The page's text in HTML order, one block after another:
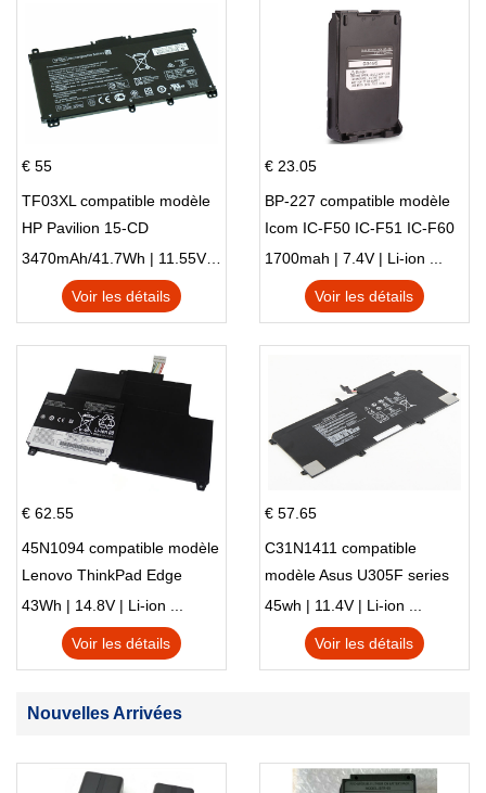
€ 55
TF03XL compatible modèle
HP Pavilion 15-CD
3470mAh/41.7Wh | 11.55V | Li-ion ...
Voir les détails
€ 23.05
BP-227 compatible modèle
Icom IC-F50 IC-F51 IC-F60
IC-F61 IC-M87
1700mah | 7.4V | Li-ion ...
Voir les détails
€ 62.55
45N1094 compatible modèle
Lenovo ThinkPad Edge
S230u Twist
43Wh | 14.8V | Li-ion ...
Voir les détails
€ 57.65
C31N1411 compatible
modèle Asus U305F series
45wh | 11.4V | Li-ion ...
Voir les détails
Nouvelles Arrivées